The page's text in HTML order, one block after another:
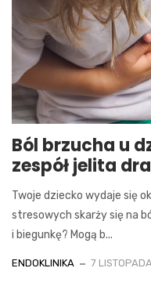
Ból brzucha u
zespół jelita
Twoje dziecko wydaje się
stresowych skarży się na
i biegunkę? Mogą b...
ENDOKLINIKA 7